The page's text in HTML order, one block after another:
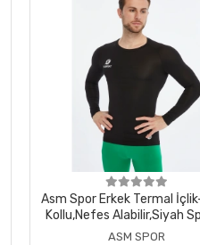
Asm Spor Erkek Termal
Kollu,Nefes Alabilir,Siyah
Üstü
ASM SPOR